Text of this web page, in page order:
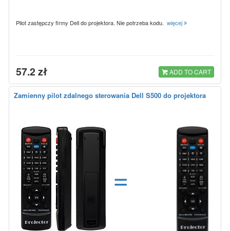
Pilot zastępczy firmy Dell do projektora. Nie potrzeba kodu. więcej
57.2 zł ADD TO CART
Zamienny pilot zdalnego sterowania Dell S500 do projektora
=